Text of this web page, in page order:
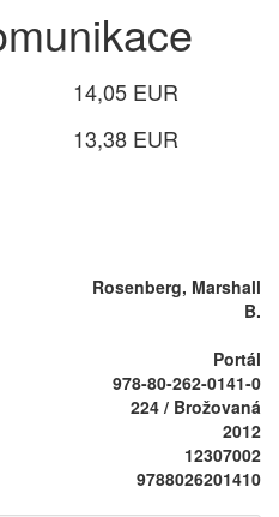
14,05 EUR
13,38 EUR
Rosenberg, Marshall
B.
Portál
978-80-262-0141-0
224 / Brožovaná
2012
12307002
9788026201410